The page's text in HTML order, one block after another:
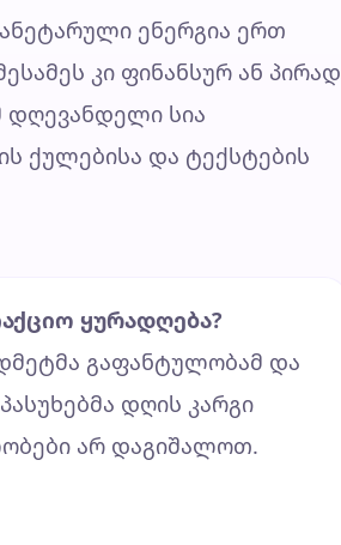
ენერგია ერთ
კი ფინანსურ ან პირად
დღევანდელი სია
ქულებისა და ტექსტების
ყურადღება?
გაფანტულობამ და
დღის კარგი
არ დაგიშალოთ.